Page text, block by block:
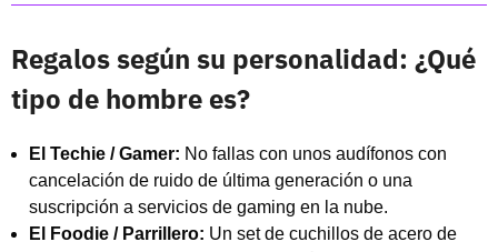
Regalos según su personalidad: ¿Qué
tipo de hombre es?
El Techie / Gamer: No fallas con unos audífonos con
cancelación de ruido de última generación o una
suscripción a servicios de gaming en la nube.
El Foodie / Parrillero: Un set de cuchillos de acero de